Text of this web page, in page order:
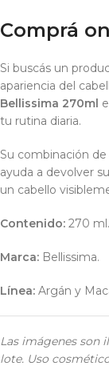
Comprá
Si buscás un
apariencia del
Bellissima 270ml
tu rutina diaria.
Su combinación
ayuda a devolver
un cabello
Contenido: 270 ml.
Marca: Bellissima.
Línea: Argán y
Las imágenes son
lote. Uso